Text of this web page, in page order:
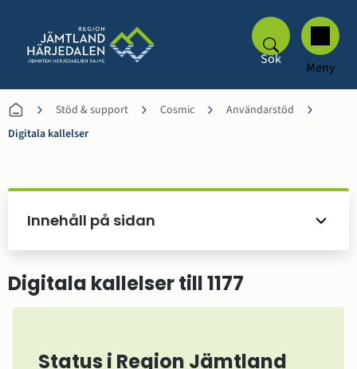
Sök Meny
Stöd & support Cosmic
Användarstöd
Digitala kallelser
Innehåll på sidan
Digitala kallelser till 1177
Status i Region Jämtland